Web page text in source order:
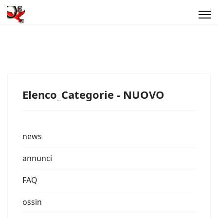
Elenco_Categorie - NUOVO
news
annunci
FAQ
ossin